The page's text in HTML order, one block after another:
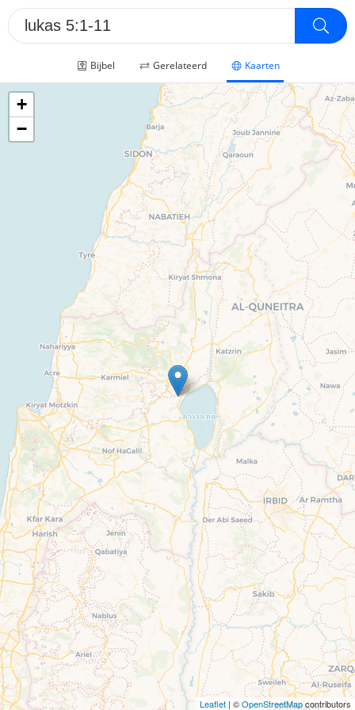
Bijbel Gerelateerd Kaarten
+
−
Leaflet | ©OpenStreetMapcontributors